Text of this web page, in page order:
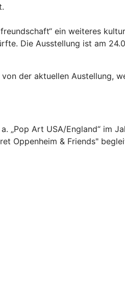
ein weiteres
Die Ausstellung ist am
der aktuellen Austellung,
„Pop Art USA/England“ im
Oppenheim & Friends"